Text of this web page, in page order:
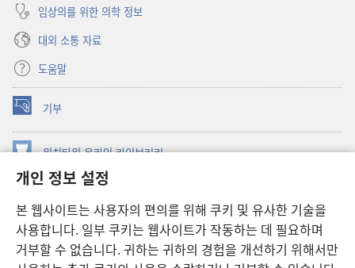
개인 정보 설정
본 웹사이트는 사용자의 편의를 위해 쿠키 및 유사한 기술을
사용합니다. 일부 쿠키는 웹사이트가 작동하는 데 필요하며
거부할 수 없습니다. 귀하는 귀하의 경험을 개선하기 위해서만
임상의를 위한 의학 정보
대외 소통 자료
도움말
기부
(새로운
창
열기) 워치타워 온라인 라이브러리
창
JW Hub ®
창
열기) JW 라이브러리
워치타워 라이브러리